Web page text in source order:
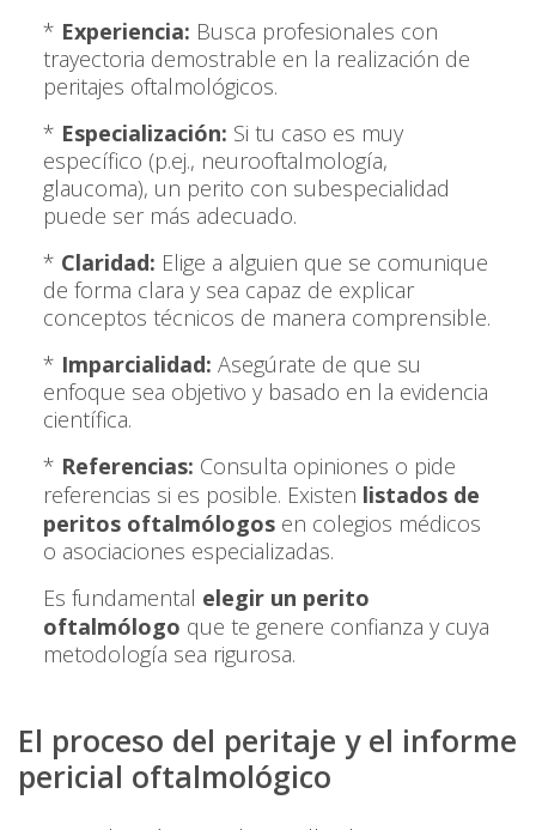
* Experiencia: Busca profesionales con
trayectoria demostrable en la realización de
peritajes oftalmológicos.
* Especialización: Si tu caso es muy
específico (p.ej., neurooftalmología,
glaucoma), un perito con subespecialidad
puede ser más adecuado.
* Claridad: Elige a alguien que se comunique
de forma clara y sea capaz de explicar
conceptos técnicos de manera comprensible.
* Imparcialidad: Asegúrate de que su
enfoque sea objetivo y basado en la evidencia
científica.
* Referencias: Consulta opiniones o pide
referencias si es posible. Existen listados de
peritos oftalmólogosen colegios médicos
o asociaciones especializadas.
Es fundamental elegir un perito
oftalmólogo que te genere confianza y cuya
metodología sea rigurosa.
El proceso del peritaje y el informe
pericial oftalmológico